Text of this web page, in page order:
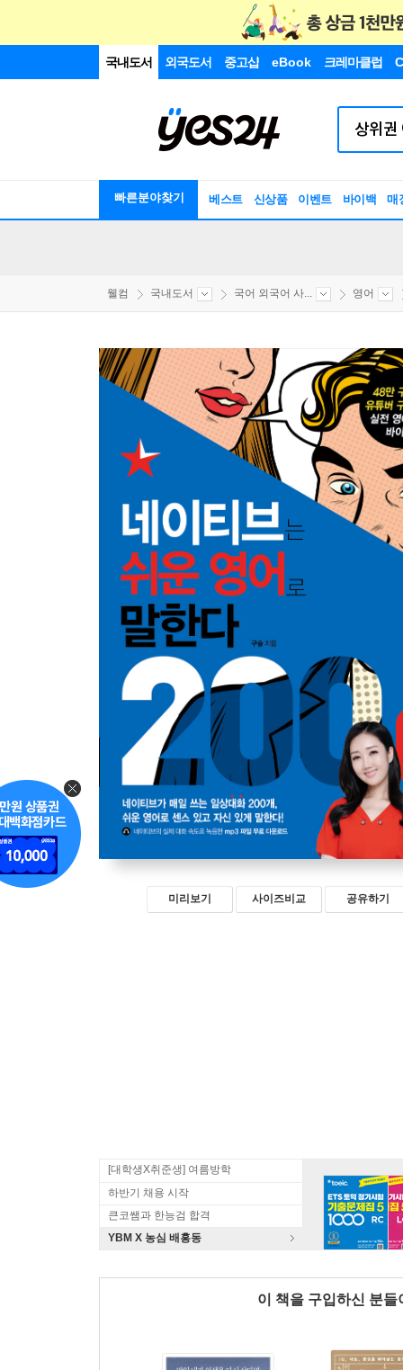
국내도서 외국도서 중고샵 eBook 크레마클럽
빠른분야찾기 베스트 신상품 이벤트 바이백 매
웰컴 국내도서 국어 외국어 사... 영어
미리보기 사이즈비교 공유하기
[대학생X취준생] 여름방학
하반기 채용 시작
큰코쌤과 한능검 합격
YBM X 농심 배홍동
이 책을 구입하신 분